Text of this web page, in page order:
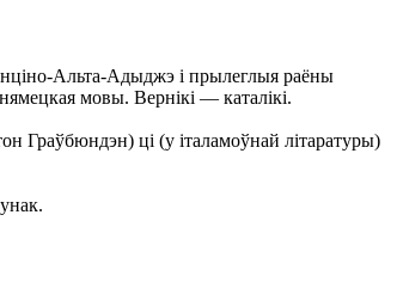
Альта-Адыджэ і прылеглыя раёны
мовы. Вернікі — каталікі.
Граўбюндэн) ці (у італамоўнай літаратуры)